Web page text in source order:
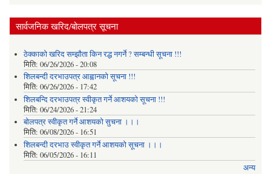
सार्वजनिक खरिद/बोलपत्र सूचना
ठेक्काको खरिद सम्झौता किन रद्ध नगर्ने ? सम्बन्धी सूचना !!!
मिति: 06/26/2026 - 20:08
शिलबन्दी दरभाउपत्र आह्वानको सूचना !!!
मिति: 06/26/2026 - 17:42
शिलबन्दि दरभाउपत्र स्वीकृत गर्ने आशयकाे सूचना !!!
मिति: 06/24/2026 - 21:24
बोलपत्र स्वीकृत गर्ने आशयको सुचना ।।।
मिति: 06/08/2026 - 16:51
शिलबन्दी दरभाउ स्वीकृत गर्ने आशयको सूचना ।।।
मिति: 06/05/2026 - 16:11
अन्य